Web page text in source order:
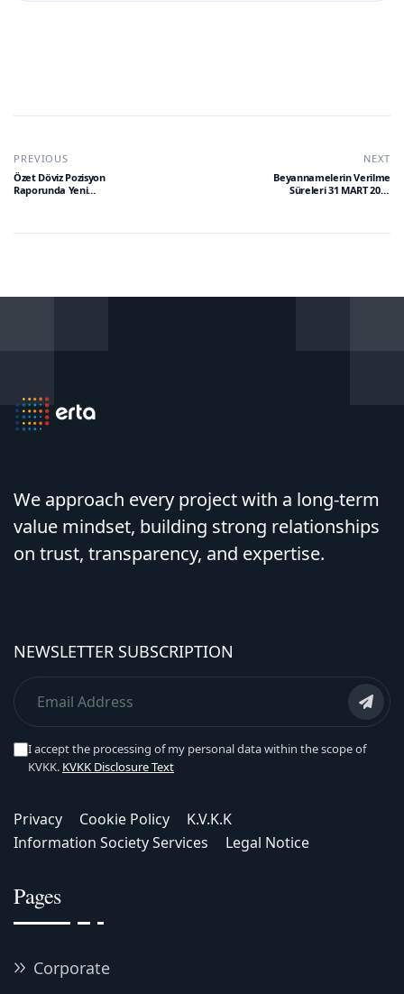
PREVIOUS
Özet Döviz Pozisyon
Raporunda Yeni
NEXT
Beyannamelerin Verilme
Süreleri 31 MART 2023
We approach every project with a long-term
value mindset, building strong relationships
on trust, transparency, and expertise.
NEWSLETTER SUBSCRIPTION
I accept the processing of my personal data within the scope of
KVKK. KVKK Disclosure Text
Privacy Cookie Policy
K.V.K.K
Information Society Services
Legal Notice
Pages
Corporate